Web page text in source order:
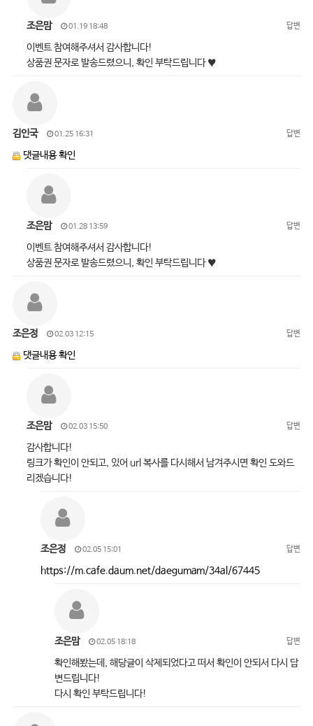
조은맘 01.19 18:48 답변
이벤트 참여해주셔서 감사합니다!
상품권 문자로 발송드렸으니, 확인 부탁드립니다 ♥
김인국 01.25 16:31 답변
댓글내용 확인
조은맘 01.28 13:59 답변
이벤트 참여해주셔서 감사합니다!
상품권 문자로 발송드렸으니, 확인 부탁드립니다 ♥
조은정 02.03 12:15 답변
댓글내용 확인
조은맘 02.03 15:50 답변
감사합니다!
링크가 확인이 안되고, 있어 url 복사를 다시해서 남겨주시면 확인 도와드
리겠습니다!
조은정 02.05 15:01 답변
https://m.cafe.daum.net/daegumam/34al/67445
조은맘 02.05 18:18 답변
확인해봤는데, 해당글이 삭제되었다고 떠서 확인이 안되서 다시 답
변드립니다!
다시 확인 부탁드립니다!